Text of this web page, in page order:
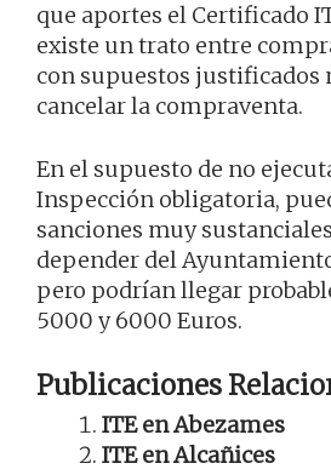
que aportes el Certificado
existe un trato entre
con supuestos justificados
cancelar la compraventa.
En el supuesto de no
Inspección obligatoria,
sanciones muy
depender del
pero podrían llegar
5000 y 6000 Euros.
Publicaciones
ITE en Abezames
ITE en Alcañices